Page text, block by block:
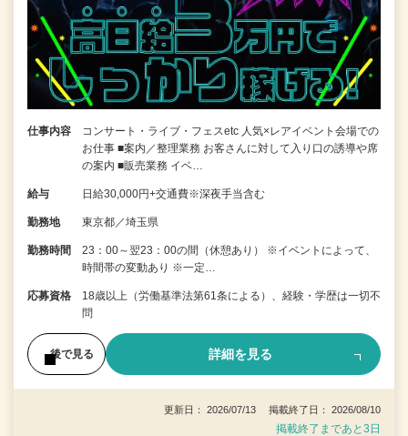
仕事内容
コンサート・ライブ・フェスetc 人気×レアイベント会場での
お仕事 ■案内／整理業務 お客さんに対して入り口の誘導や席
の案内 ■販売業務 イベ…
給与 日給30,000円+交通費※深夜手当含む
勤務地 東京都／埼玉県
勤務時間
23：00～翌23：00の間（休憩あり） ※イベントによって、
時間帯の変動あり ※一定…
応募資格
18歳以上（労働基準法第61条による）、経験・学歴は一切不
問
後で見る 詳細を見る
更新日： 2026/07/13 掲載終了日： 2026/08/10
掲載終了まであと3日